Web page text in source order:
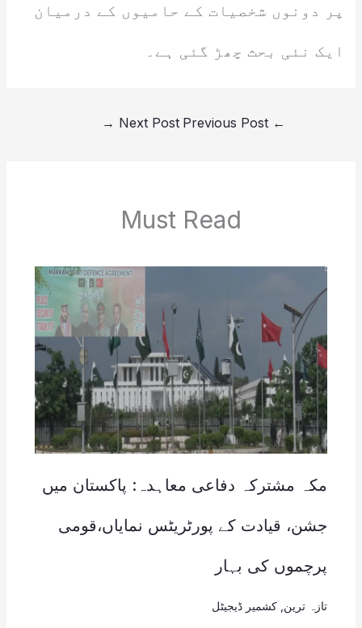
پر دونوں شخصیات کے حامیوں کے درمیان
ایک نئی بحث چھڑ گئی ہے۔
←
Next Post
→
Must Read
مکہ مشترکہ دفاعی معاہدہ: پاکستان میں
جشن، قیادت کے پورٹریٹس نمایاں،قومی
پرچموں کی بہار
تازہ ترین کشمیر ڈیجیٹل